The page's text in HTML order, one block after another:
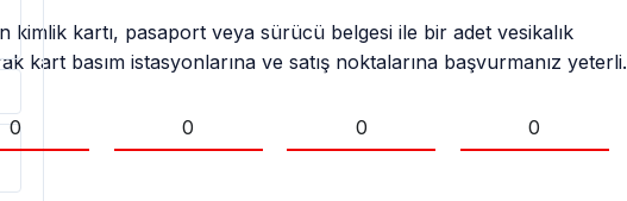
kimlik kartı, pasaport veya sürücü belgesi ile bir adet vesikalık
kart basım istasyonlarına ve satış noktalarına başvurmanız yeterli.
0 0 0 0